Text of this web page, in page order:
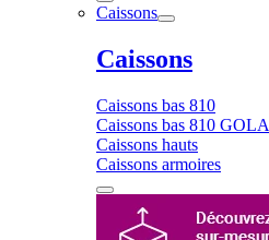
Caissons
Caissons
Caissons bas 810
Caissons bas 810 GOLA
Caissons hauts
Caissons armoires